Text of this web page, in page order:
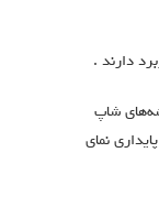
دارند .
شاپ
نمای